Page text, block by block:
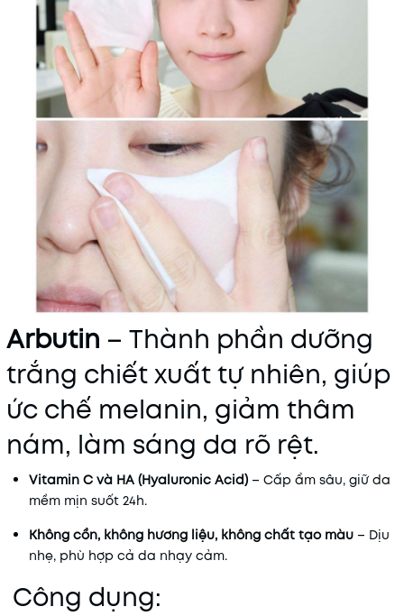
Arbutin – Thành phần dưỡng
trắng chiết xuất tự nhiên, giúp
ức chế melanin, giảm thâm
nám, làm sáng da rõ rệt.
Vitamin C và HA (Hyaluronic Acid) – Cấp ẩm sâu, giữ da
mềm mịn suốt 24h.
Không cồn, không hương liệu, không chất tạo màu – Dịu
nhẹ, phù hợp cả da nhạy cảm.
Công dụng: